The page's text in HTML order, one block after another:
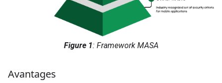
Figure 1: Framework MASA
Avantages